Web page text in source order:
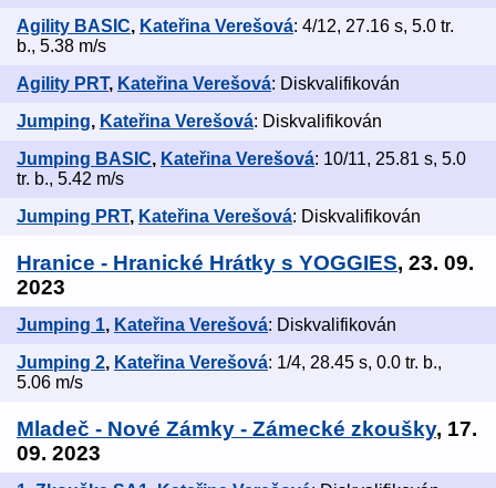
Agility BASIC, Kateřina Verešová: 4/12, 27.16 s, 5.0 tr.
b., 5.38 m/s
Agility PRT, Kateřina Verešová: Diskvalifikován
Jumping, Kateřina Verešová: Diskvalifikován
Jumping BASIC, Kateřina Verešová: 10/11, 25.81 s, 5.0
tr. b., 5.42 m/s
Jumping PRT, Kateřina Verešová: Diskvalifikován
Hranice - Hranické Hrátky s YOGGIES, 23. 09.
2023
Jumping 1, Kateřina Verešová: Diskvalifikován
Jumping 2, Kateřina Verešová: 1/4, 28.45 s, 0.0 tr. b.,
5.06 m/s
Mladeč - Nové Zámky - Zámecké zkoušky, 17.
09. 2023